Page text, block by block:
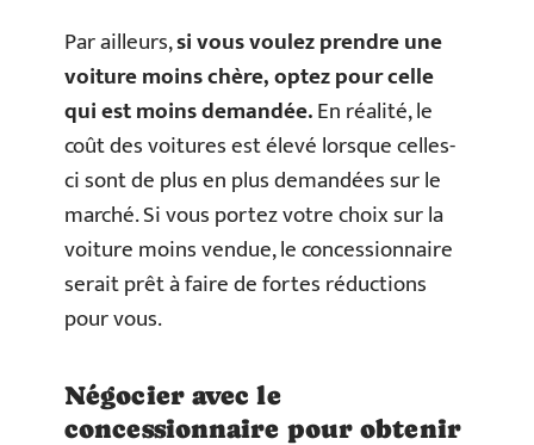
Par ailleurs,si vous voulez prendre une
voiture moins chère, optez pour celle
qui est moins demandée.En réalité, le
coût des voitures est élevé lorsque celles-
ci sont de plus en plus demandées sur le
marché. Si vous portez votre choix sur la
voiture moins vendue, le concessionnaire
serait prêt à faire de fortes réductions
pour vous.
Négocier avec le
concessionnaire pour obtenir